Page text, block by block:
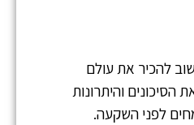
להכיר את עולם
הסיכונים והיתרונות
לפני השקעה.